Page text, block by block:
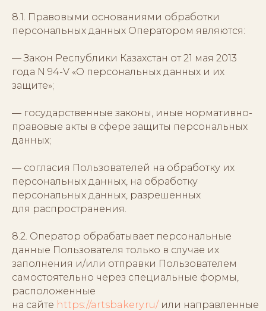
8.1. Правовыми основаниями обработки
персональных данных Оператором являются:
— Закон Республики Казахстан от 21 мая 2013
года N 94-V «О персональных данных и их
защите»;
— государственные законы, иные нормативно-
правовые акты в сфере защиты персональных
данных;
— согласия Пользователей на обработку их
персональных данных, на обработку
персональных данных, разрешенных
для распространения.
8.2. Оператор обрабатывает персональные
данные Пользователя только в случае их
заполнения и/или отправки Пользователем
самостоятельно через специальные формы,
расположенные
на сайте https://artsbakery.ru/ или направленные